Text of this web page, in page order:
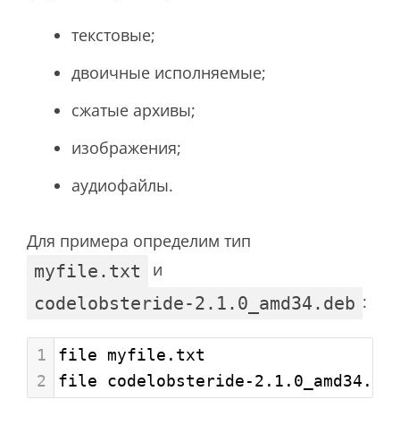
текстовые;
двоичные исполняемые;
сжатые архивы;
изображения;
аудиофайлы.
Для примера определим тип
myfile.txt
и
codelobsteride-2.1.0_amd34.deb :
1
file myfile.txt
2
file codelobsteride-